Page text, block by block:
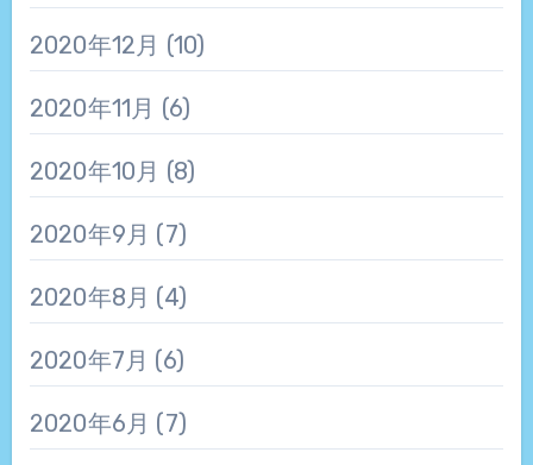
2020年12月 (10)
2020年11月 (6)
2020年10月 (8)
2020年9月 (7)
2020年8月 (4)
2020年7月 (6)
2020年6月 (7)